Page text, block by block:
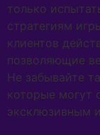
только
стратегиям
клиентов
позволяющие
Не забывайте
которые могут
эксклюзивным